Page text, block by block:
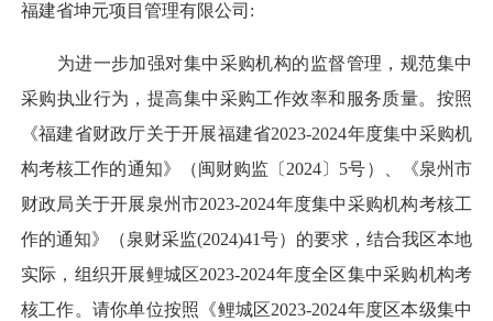
福建省坤元项目管理有限公司:
为进一步加强对集中采购机构的监督管理，规范集中
采购执业行为，提高集中采购工作效率和服务质量。按照
《福建省财政厅关于开展福建省2023-2024年度集中采购机
构考核工作的通知》（闽财购监〔2024〕5号）、《泉州市
财政局关于开展泉州市2023-2024年度集中采购机构考核工
作的通知》（泉财采监(2024)41号）的要求，结合我区本地
实际，组织开展鲤城区2023-2024年度全区集中采购机构考
核工作。请你单位按照《鲤城区2023-2024年度区本级集中